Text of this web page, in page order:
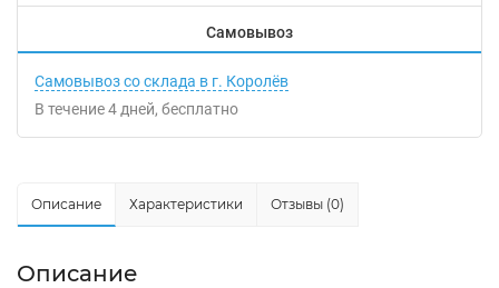
Самовывоз
Самовывоз со склада в г. Королёв
В течение4 дней Бесплатно
Описание Характеристики Отзывы (0)
Описание